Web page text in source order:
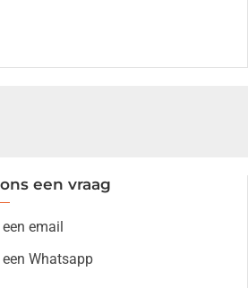
een vraag
email
Whatsapp